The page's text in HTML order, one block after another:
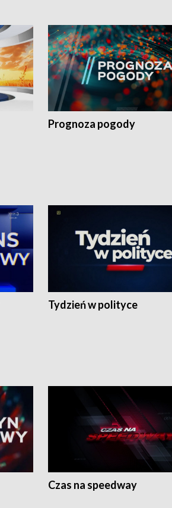
Prognoza pogody
Tydzień w polityce
Czas na speedway